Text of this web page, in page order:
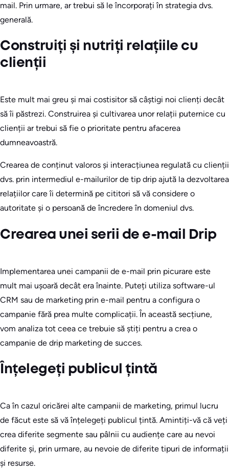
mail. Prin urmare, ar trebui să le încorporați în strategia dvs.
generală.
Construiți și nutriți relațiile cu
clienții
Este mult mai greu și mai costisitor să câștigi noi clienți decât
să îi păstrezi. Construirea și cultivarea unor relații puternice cu
clienții ar trebui să fie o prioritate pentru afacerea
dumneavoastră.
Crearea de conținut valoros și interacțiunea regulată cu clienții
dvs. prin intermediul e-mailurilor de tip drip ajută la dezvoltarea
relațiilor care îi determină pe cititori să vă considere o
autoritate și o persoană de încredere în domeniul dvs.
Crearea unei serii de e-mail Drip
Implementarea unei campanii de e-mail prin picurare este
mult mai ușoară decât era înainte. Puteți utiliza software-ul
CRM sau de marketing prin e-mail pentru a configura o
campanie fără prea multe complicații. În această secțiune,
vom analiza tot ceea ce trebuie să știți pentru a crea o
campanie de drip marketing de succes.
Înțelegeți publicul țintă
Ca în cazul oricărei alte campanii de marketing, primul lucru
de făcut este să vă înțelegeți publicul țintă. Amintiți-vă că veți
crea diferite segmente sau pâlnii cu audiențe care au nevoi
diferite și, prin urmare, au nevoie de diferite tipuri de informații
și resurse.